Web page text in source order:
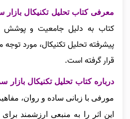
معرفی کتاب تحلیل تکنیکال
کتاب به دلیل جامعیت و پوشش
پیشرفته تحلیل تکنیکال، مورد توجه
قرار گرفته است.
درباره کتاب تحلیل تکنیکال
مورفی با زبانی ساده و روان،
این اثر را به منبعی ارزشمند